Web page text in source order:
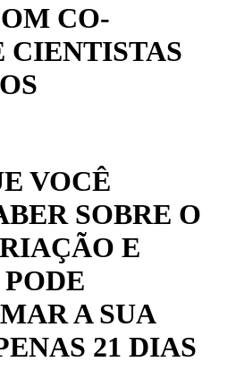
CO-
CIENTISTAS
VOCÊ
SOBRE O
E
A SUA
21 DIAS